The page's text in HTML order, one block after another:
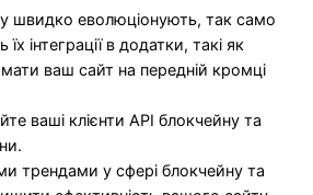
швидко еволюціонують, так само
їх інтеграції в додатки, такі як
ваш сайт на передній кромці
ваші клієнти API блокчейну та
трендами у сфері блокчейну та